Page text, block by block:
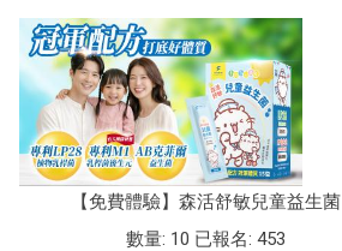
【免費體驗】森活舒敏兒童益生菌
數量: 10 已報名: 453